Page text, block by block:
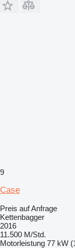
9
Case
Preis auf Anfrage
Kettenbagger
2016
11.500 M/Std.
Motorleistung 77 kW